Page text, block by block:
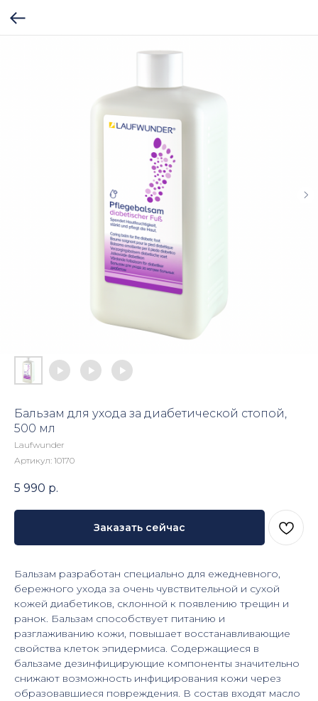
Бальзам для ухода за диабетической стопой,
500 мл
Laufwunder
Артикул: 10170
5 990 р.
Заказать сейчас
Бальзам разработан специально для ежедневного,
бережного ухода за очень чувствительной и сухой
кожей диабетиков, склонной к появлению трещин и
ранок. Бальзам способствует питанию и
разглаживанию кожи, повышает восстанавливающие
свойства клеток эпидермиса. Содержащиеся в
бальзаме дезинфицирующие компоненты значительно
снижают возможность инфицирования кожи через
образовавшиеся повреждения. В состав входят масло